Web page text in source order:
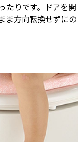
たりです。ドアを開
ま方向転換せずにの